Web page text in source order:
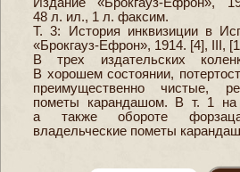
48 л. ил., 1 л. факсим.
Т. 3: История инквизиции в
«Брокгауз-Ефрон», 1914. [4], III,
В трех издательских
В хорошем состоянии,
преимущественно чистые,
пометы карандашом. В т. 1 на
а также обороте
владельческие пометы